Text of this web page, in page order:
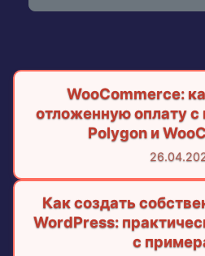
WooCommerce:
отложенную оплату с
Polygon и
Как создать
WordPress:
с